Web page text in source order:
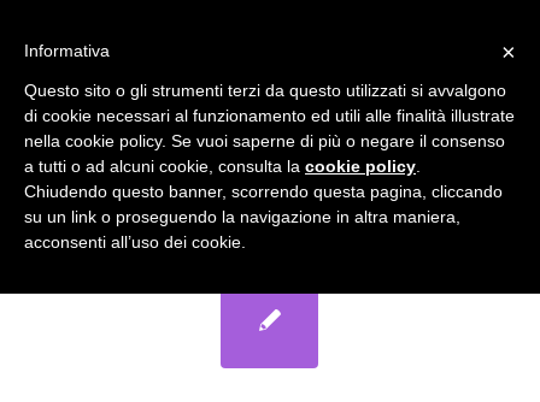
Il Blog del Garden Club di Bologna
accetta l'uso dei cookies previsto nella pagina dedicata.
Fai clic per abilitare/disabilitare il tracciamento di
Google Analytics.
OK Privacy e cookie policy
×
Informativa
Questo sito o gli strumenti terzi da questo utilizzati si avvalgono
di cookie necessari al funzionamento ed utili alle finalità illustrate
nella cookie policy. Se vuoi saperne di più o negare il consenso
a tutti o ad alcuni cookie, consulta la cookie policy
Chiudendo questo banner, scorrendo questa pagina, cliccando
su un link o proseguendo la navigazione in altra maniera,
acconsenti all’uso dei cookie.